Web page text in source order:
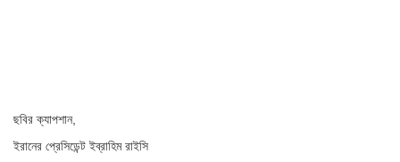
ছবির ক্যাপশান,
ইরানের প্রেসিডেন্ট ইব্রাহিম রাইসি